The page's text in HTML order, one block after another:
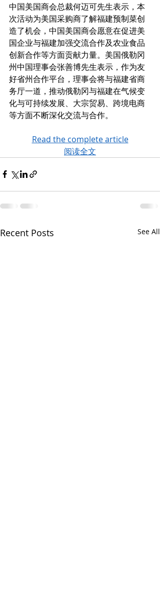
中国美国商会总裁何迈可先生表示，本
次活动为美国采购商了解福建预制菜创
造了机会，中国美国商会愿意在促进美
国企业与福建加强交流合作及农业食品
创新合作等方面贡献力量。美国俄勒冈
州中国理事会张善博先生表示，作为友
好省州合作平台，理事会将与福建省商
务厅一道，推动俄勒冈与福建在气候变
化与可持续发展、大宗贸易、跨境电商
等方面不断深化交流与合作。
Read the complete article
阅读全文
Recent Posts See All